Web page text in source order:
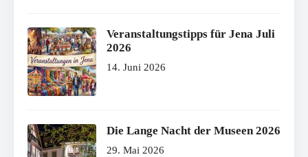
Veranstaltungstipps für Jena Juli
2026
14. Juni 2026
Die Lange Nacht der Museen 2026
29. Mai 2026